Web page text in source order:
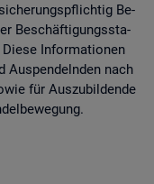
Be­
Be­schäf­ti­gungs­sta­
In­for­ma­tio­nen
Aus­pen­deln­den nach
für Aus­zu­bil­den­de